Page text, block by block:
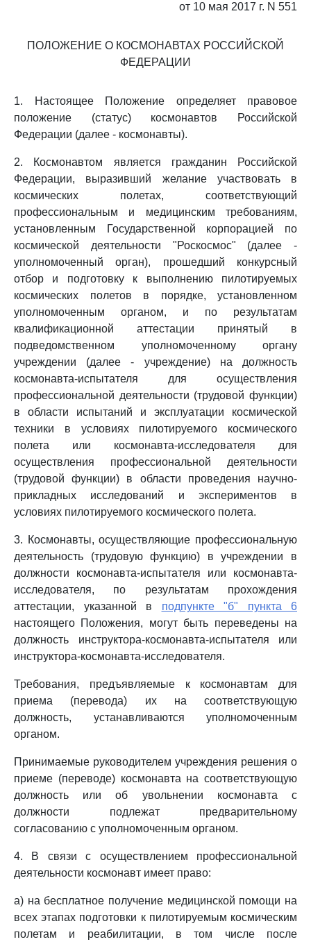
от 10 мая 2017 г. N 551
ПОЛОЖЕНИЕ О КОСМОНАВТАХ РОССИЙСКОЙ
ФЕДЕРАЦИИ
1. Настоящее Положение определяет правовое
положение (статус) космонавтов Российской
Федерации (далее - космонавты).
2. Космонавтом является гражданин Российской
Федерации, выразивший желание участвовать в
космических полетах, соответствующий
профессиональным и медицинским требованиям,
установленным Государственной корпорацией по
космической деятельности "Роскосмос" (далее -
уполномоченный орган), прошедший конкурсный
отбор и подготовку к выполнению пилотируемых
космических полетов в порядке, установленном
уполномоченным органом, и по результатам
квалификационной аттестации принятый в
подведомственном уполномоченному органу
учреждении (далее - учреждение) на должность
космонавта-испытателя для осуществления
профессиональной деятельности (трудовой функции)
в области испытаний и эксплуатации космической
техники в условиях пилотируемого космического
полета или космонавта-исследователя для
осуществления профессиональной деятельности
(трудовой функции) в области проведения научно-
прикладных исследований и экспериментов в
условиях пилотируемого космического полета.
3. Космонавты, осуществляющие профессиональную
деятельность (трудовую функцию) в учреждении в
должности космонавта-испытателя или космонавта-
исследователя, по результатам прохождения
аттестации, указанной в подпункте "б" пункта 6
настоящего Положения, могут быть переведены на
должность инструктора-космонавта-испытателя или
инструктора-космонавта-исследователя.
Требования, предъявляемые к космонавтам для
приема (перевода) их на соответствующую
должность, устанавливаются уполномоченным
органом.
Принимаемые руководителем учреждения решения о
приеме (переводе) космонавта на соответствующую
должность или об увольнении космонавта с
должности подлежат предварительному
согласованию с уполномоченным органом.
4. В связи с осуществлением профессиональной
деятельности космонавт имеет право:
а) на бесплатное получение медицинской помощи на
всех этапах подготовки к пилотируемым космическим
полетам и реабилитации, в том числе после